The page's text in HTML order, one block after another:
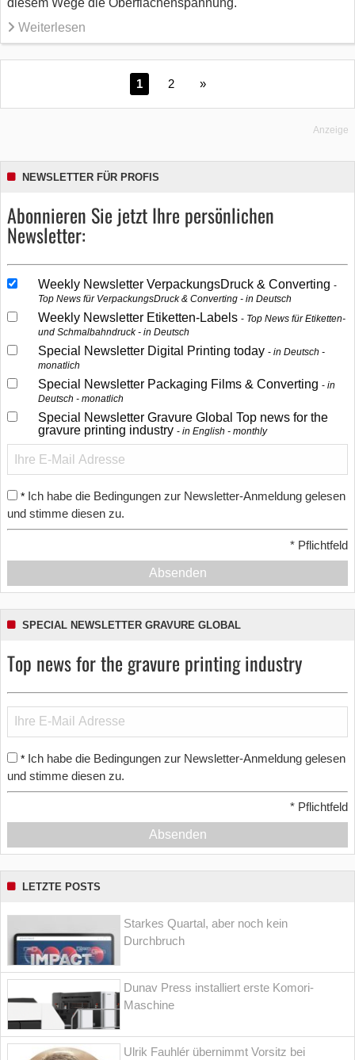
diesem Wege die Oberflächenspannung.
Weiterlesen
1 2 »
Anzeige
NEWSLETTER FÜR PROFIS
Abonnieren Sie jetzt Ihre persönlichen
Newsletter:
Weekly Newsletter VerpackungsDruck & Converting
Top News für VerpackungsDruck & Converting - in Deutsch
Weekly Newsletter Etiketten-Labels
Top News für Etiketten-
und Schmalbahndruck - in Deutsch
Special Newsletter Digital Printing today
in Deutsch -
monatlich
Special Newsletter Packaging Films & Converting
in
Deutsch - monatlich
Special Newsletter Gravure Global Top news for the
gravure printing industry
in English - monthly
* Ich habe die Bedingungen zur Newsletter-Anmeldung gelesen
und stimme diesen zu.
* Pflichtfeld
Absenden
SPECIAL NEWSLETTER GRAVURE GLOBAL
Top news for the gravure printing industry
* Ich habe die Bedingungen zur Newsletter-Anmeldung gelesen
und stimme diesen zu.
* Pflichtfeld
Absenden
LETZTE POSTS
Starkes Quartal, aber noch kein
Durchbruch
Dunav Press installiert erste Komori-
Maschine
Ulrik Fauhlér übernimmt Vorsitz bei